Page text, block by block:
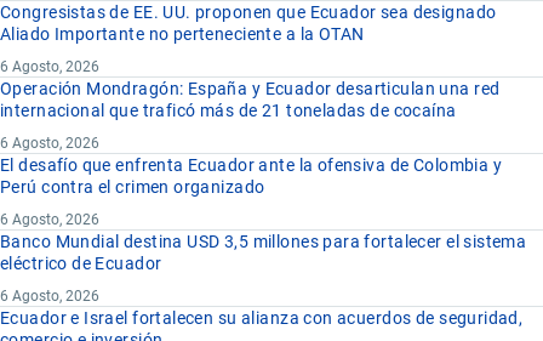
Congresistas de EE. UU. proponen que Ecuador sea designado
Aliado Importante no perteneciente a la OTAN
6 Agosto, 2026
Operación Mondragón: España y Ecuador desarticulan una red
internacional que traficó más de 21 toneladas de cocaína
6 Agosto, 2026
El desafío que enfrenta Ecuador ante la ofensiva de Colombia y
Perú contra el crimen organizado
6 Agosto, 2026
Banco Mundial destina USD 3,5 millones para fortalecer el sistema
eléctrico de Ecuador
6 Agosto, 2026
Ecuador e Israel fortalecen su alianza con acuerdos de seguridad,